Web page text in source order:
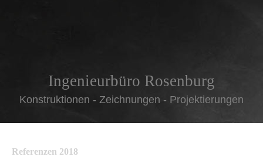
Ingenieurbüro Rosenburg
Konstruktionen - Zeichnungen - Projektierungen
Referenzen 2018